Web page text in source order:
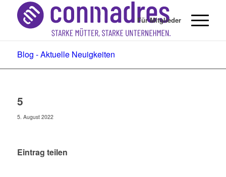
Für Mitglieder
Blog - Aktuelle Neuigkeiten
5
5. August 2022
Eintrag teilen